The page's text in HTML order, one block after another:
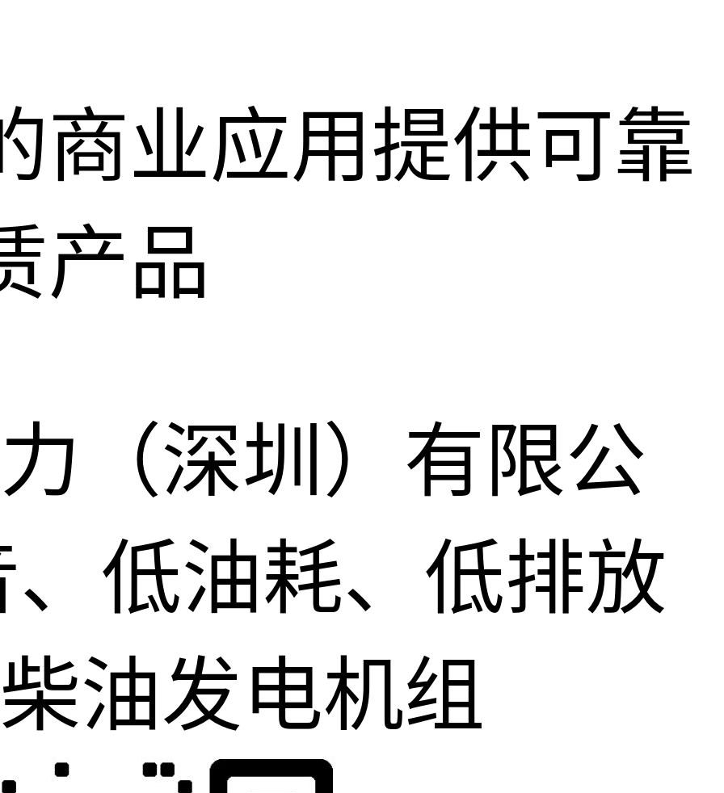
商业应用提供可靠
产品
（深圳）有限公
低油耗、低排放
油发电机组